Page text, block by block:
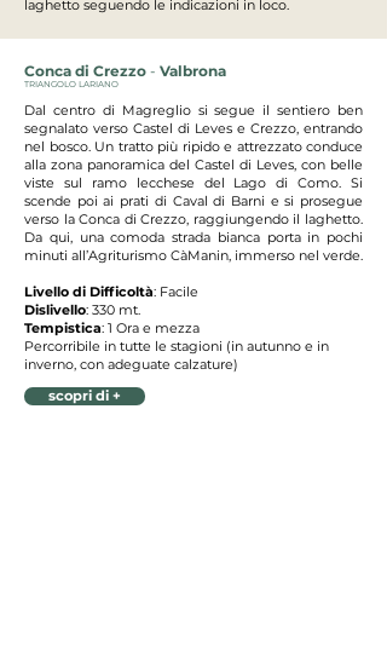
laghetto seguendo le indicazioni in loco.
Conca di Crezzo - Valbrona
TRIANGOLO LARIANO
Dal centro di Magreglio si segue il sentiero ben
segnalato verso Castel di Leves e Crezzo, entrando
nel bosco. Un tratto più ripido e attrezzato conduce
alla zona panoramica del Castel di Leves, con belle
viste sul ramo lecchese del Lago di Como. Si
scende poi ai prati di Caval di Barni e si prosegue
verso la Conca di Crezzo, raggiungendo il laghetto.
Da qui, una comoda strada bianca porta in pochi
minuti all’Agriturismo CàManin, immerso nel verde.
Livello di Difficoltà: Facile
Dislivello: 330 mt.
Tempistica: 1 Ora e mezza
Percorribile in tutte le stagioni (in autunno e in
inverno, con adeguate calzature)
scopri di +